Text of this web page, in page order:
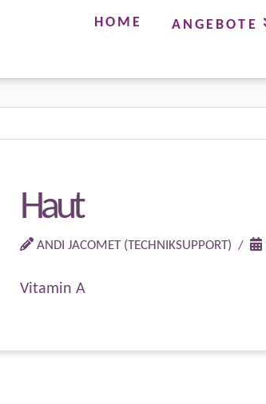
HOME ANGEBOTE
Haut
ANDI JACOMET (TECHNIKSUPPORT)
Vitamin A